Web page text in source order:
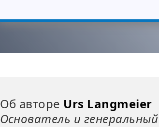
Об авторе Urs Langmeier
Основатель и